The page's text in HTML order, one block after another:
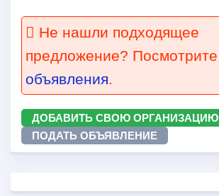
Не нашли подходящее
предложение? Посмотрите
объявления.
ДОБАВИТЬ СВОЮ ОРГАНИЗАЦИЮ
ПОДАТЬ ОБЪЯВЛЕНИЕ